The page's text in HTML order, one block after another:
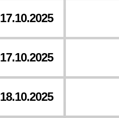
17.10.2025
17.10.2025
18.10.2025